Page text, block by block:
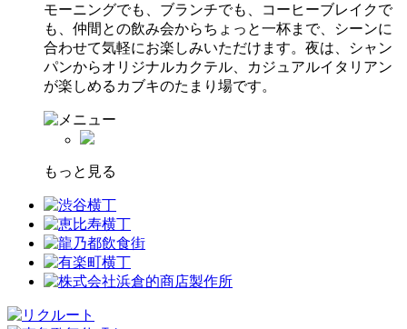
モーニングでも、ブランチでも、コーヒーブレイクで
も、仲間との飲み会からちょっと一杯まで、シーンに
合わせて気軽にお楽しみいただけます。夜は、シャン
パンからオリジナルカクテル、カジュアルイタリアン
が楽しめるカブキのたまり場です。
もっと見る